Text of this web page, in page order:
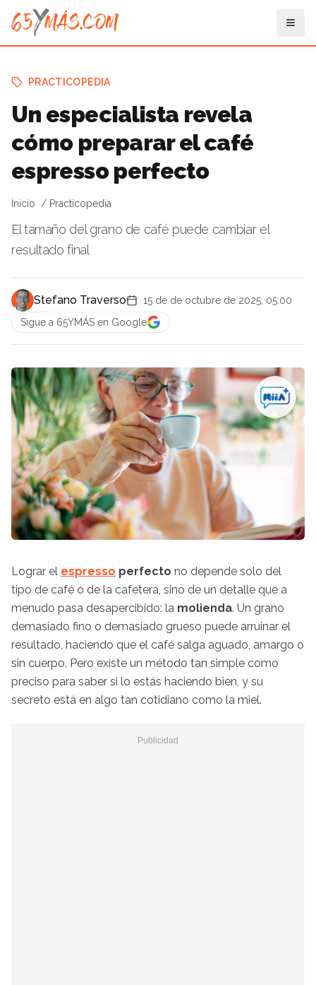
PRACTICOPEDIA
Un especialista revela
cómo preparar el café
espresso perfecto
Inicio Practicopedia
El tamaño del grano de café puede cambiar el
resultado final
Stefano Traverso
15 de de octubre de 2025, 05:00
Sigue a 65YMÁS en Google
Lograr el espresso perfecto no depende solo del
tipo de café o de la cafetera, sino de un detalle que a
menudo pasa desapercibido: la molienda. Un grano
demasiado fino o demasiado grueso puede arruinar el
resultado, haciendo que el café salga aguado, amargo o
sin cuerpo. Pero existe un método tan simple como
preciso para saber si lo estás haciendo bien, y su
secreto está en algo tan cotidiano como la miel.